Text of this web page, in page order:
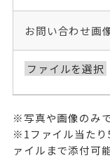
お問い合わせ画
ファイルを選択
※写真や画像のみ
※1ファイル当たり
ァイルまで添付可